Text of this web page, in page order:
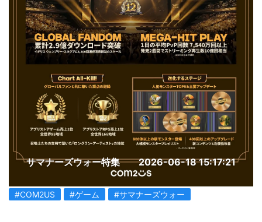
サマナーズウォー特集 2026-06-18 15:17:21
#COM2US #ゲーム #サマナーズウォー